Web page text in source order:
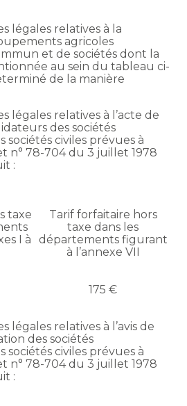
légales relatives à la
agricoles
et de sociétés dont la
au sein du tableau ci-
de la manière
légales relatives à l’acte de
des sociétés
sociétés civiles prévues à
n° 78-704 du 3 juillet 1978
:
taxe
I à
Tarif forfaitaire hors
taxe dans les
départements figurant
à l’annexe VII
175 €
légales relatives à l’avis de
des sociétés
sociétés civiles prévues à
n° 78-704 du 3 juillet 1978
: